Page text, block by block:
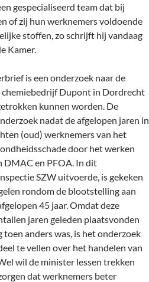
gespecialiseerd team dat bij
of zij hun werknemers voldoende
stoffen, zo schrijft hij vandaag
Kamer.
is een onderzoek naar de
Dupont in Dordrecht
kunnen worden. De
nadat de afgelopen jaren in
(oud) werknemers van het
door het werken
DMAC en PFOA. In dit
SZW uitvoerde, is gekeken
rondom de blootstelling aan
45 jaar. Omdat deze
jaren geleden plaatsvonden
toen anders was, is het onderzoek
te vellen over het handelen van
wil de minister lessen trekken
dat werknemers beter